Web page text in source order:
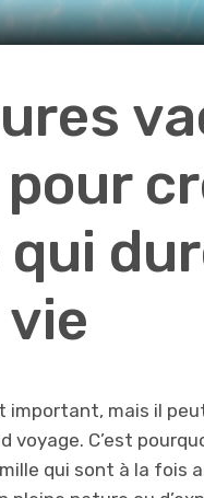
important, mais il
voyage. C’est
qui sont à la fois